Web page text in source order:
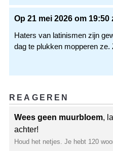
Op 21 mei 2026 om 19:50
Haters van latinismen zijn
dag te plukken mopperen ze.
REAGEREN
Wees geen muurbloem,
achter!
Houd het netjes. Je hebt 120